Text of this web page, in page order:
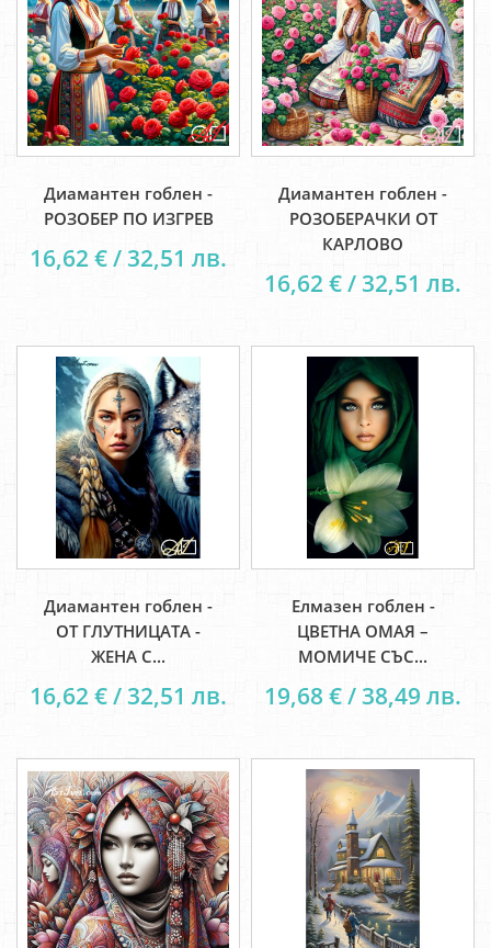
Диамантен гоблен -
РОЗОБЕР ПО ИЗГРЕВ
16,62 € / 32,51 лв.
Диамантен гоблен -
РОЗОБЕРАЧКИ ОТ
КАРЛОВО
16,62 € / 32,51 лв.
Диамантен гоблен -
ОТ ГЛУТНИЦАТА -
ЖЕНА С...
16,62 € / 32,51 лв.
Елмазен гоблен -
ЦВЕТНА ОМАЯ –
МОМИЧЕ СЪС...
19,68 € / 38,49 лв.